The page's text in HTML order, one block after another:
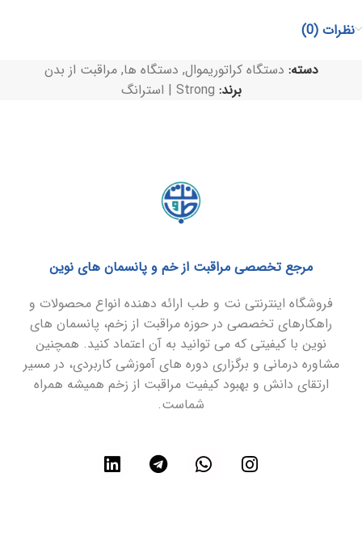
نظرات (0)
دسته: دستگاه کراتوریموال, دستگاه ها, مراقبت از بدن
برند: Strong | استرانگ
مرجع تخصصی مراقبت از خم و پانسمان های نوین
فروشگاه اینترنتی نت و طب ارائه دهنده انواع محصولات و
راهکارهای تخصصی در حوزه مراقبت از زخم، پانسمان های
نوین با کیفیتی که می توانید به آن اعتماد کنید. همچنین
مشاوره درمانی و برگزاری دوره های آموزشی کاربردی، در مسیر
ارتقای دانش و بهبود کیفیت مراقبت از زخم همیشه همراه
شماست.